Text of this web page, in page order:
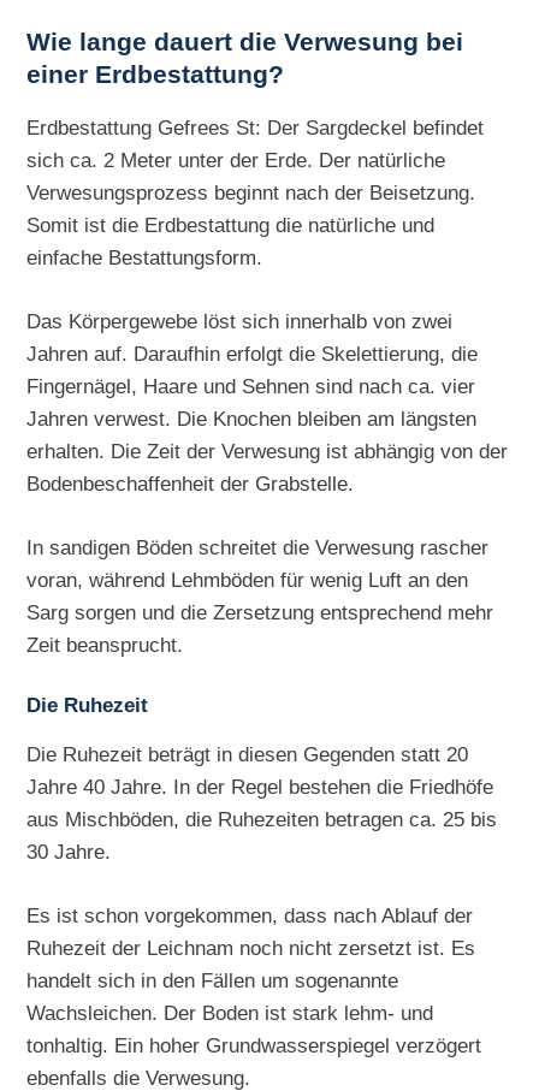
Wie lange dauert die Verwesung bei
einer Erdbestattung?
Erdbestattung Gefrees St: Der Sargdeckel befindet
sich ca. 2 Meter unter der Erde. Der natürliche
Verwesungsprozess beginnt nach der Beisetzung.
Somit ist die Erdbestattung die natürliche und
einfache Bestattungsform.
Das Körpergewebe löst sich innerhalb von zwei
Jahren auf. Daraufhin erfolgt die Skelettierung, die
Fingernägel, Haare und Sehnen sind nach ca. vier
Jahren verwest. Die Knochen bleiben am längsten
erhalten. Die Zeit der Verwesung ist abhängig von der
Bodenbeschaffenheit der Grabstelle.
In sandigen Böden schreitet die Verwesung rascher
voran, während Lehmböden für wenig Luft an den
Sarg sorgen und die Zersetzung entsprechend mehr
Zeit beansprucht.
Die Ruhezeit
Die Ruhezeit beträgt in diesen Gegenden statt 20
Jahre 40 Jahre. In der Regel bestehen die Friedhöfe
aus Mischböden, die Ruhezeiten betragen ca. 25 bis
30 Jahre.
Es ist schon vorgekommen, dass nach Ablauf der
Ruhezeit der Leichnam noch nicht zersetzt ist. Es
handelt sich in den Fällen um sogenannte
Wachsleichen. Der Boden ist stark lehm- und
tonhaltig. Ein hoher Grundwasserspiegel verzögert
ebenfalls die Verwesung.